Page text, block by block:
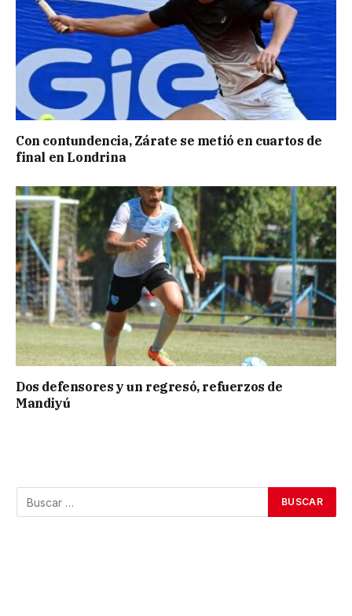
Con contundencia, Zárate se metió en cuartos de
final en Londrina
Dos defensores y un regresó, refuerzos de
Mandiyú